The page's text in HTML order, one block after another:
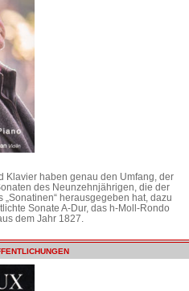
Klavier haben genau den Umfang, der
des Neunzehnjährigen, die der
herausgegeben hat, dazu
Sonate A-Dur, das h-Moll-Rondo
dem Jahr 1827.